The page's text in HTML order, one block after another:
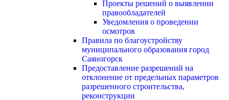
Проекты решений о выявлении
правообладателей
Уведомления о проведении
осмотров
Правила по благоустройству
муниципального образования город
Саяногорск
Предоставление разрешений на
отклонение от предельных параметров
разрешенного строительства,
реконструкции